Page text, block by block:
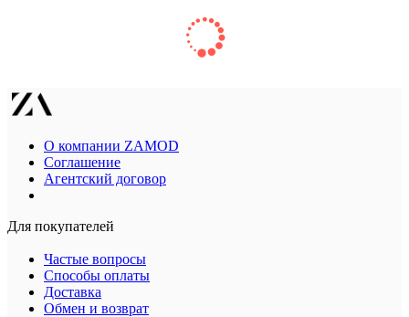
О компании ZAMOD
Соглашение
Агентский договор
Для покупателей
Частые вопросы
Способы оплаты
Доставка
Обмен и возврат